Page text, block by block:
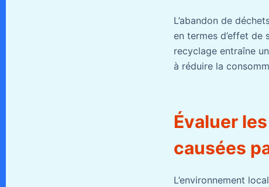
L’abandon de
en termes d’effet de
recyclage entraîne
à réduire la
Évaluer
causées
L’environnement